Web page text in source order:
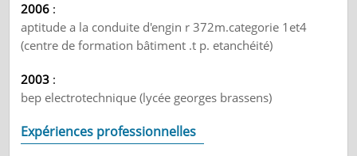
2006 :
aptitude a la conduite d'engin r 372m.categorie 1et4
(centre de formation bâtiment .t p. etanchéité)
2003 :
bep electrotechnique (lycée georges brassens)
Expériences professionnelles